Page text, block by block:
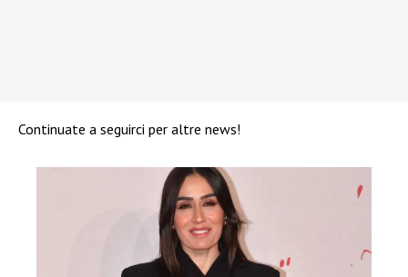
Continuate a seguirci per altre news!